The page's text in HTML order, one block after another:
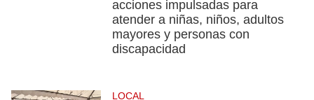
acciones impulsadas para
atender a niñas, niños, adultos
mayores y personas con
discapacidad
LOCAL